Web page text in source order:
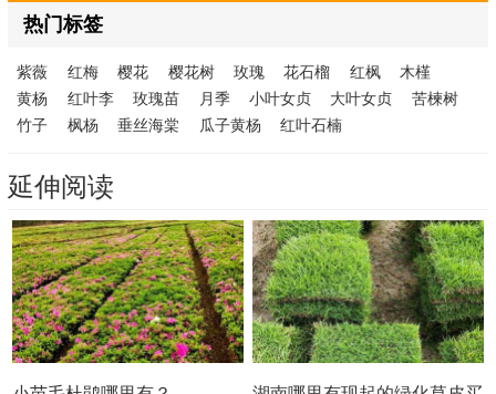
热门标签
紫薇 红梅 樱花 樱花树 玫瑰 花石榴 红枫
木槿
黄杨
红叶李 玫瑰苗 月季 小叶女贞 大叶女贞
苦楝树
竹子
枫杨 垂丝海棠 瓜子黄杨 红叶石楠
延伸阅读